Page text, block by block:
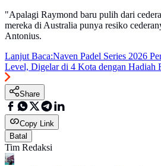
"Apalagi Raymond baru pulih dari
mereka di Australia punya resiko
Antonius.
Lanjut Baca:Naven Padel Series 2026
Level, Digelar di 4 Kota dengan Hadiah
Share
Copy Link
Batal
Tim Redaksi